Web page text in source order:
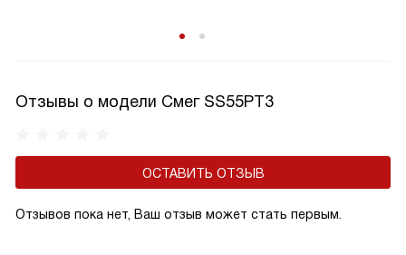
Отзывы о модели Смег SS55PT3
ОСТАВИТЬ ОТЗЫВ
Отзывов пока нет, Ваш отзыв может стать первым.